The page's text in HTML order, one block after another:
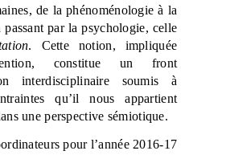
de la phénoménologie à la
passant par la psychologie, celle
. Cette notion, impliquée
constitue un front
interdisciplinaire soumis à
qu’il nous appartient
une perspective sémiotique.
pour l’année 2016-17